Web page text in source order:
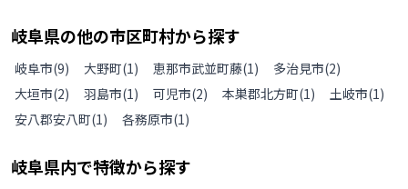
岐阜県の他の市区町村から探す
岐阜市(9) 大野町(1) 恵那市武並町藤(1) 多治見市(2)
大垣市(2) 羽島市(1) 可児市(2) 本巣郡北方町(1) 土岐市(1)
安八郡安八町(1) 各務原市(1)
岐阜県内で特徴から探す